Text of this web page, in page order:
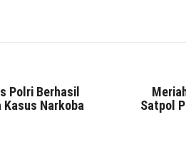
Polri Berhasil
Kasus Narkoba
Satpol